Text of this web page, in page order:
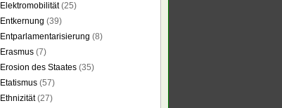
Elektromobilität(25)
Entkernung (39)
Entparlamentarisierung (8)
Erasmus (7)
Erosion des Staates (35)
Etatismus (57)
Ethnizität(27)